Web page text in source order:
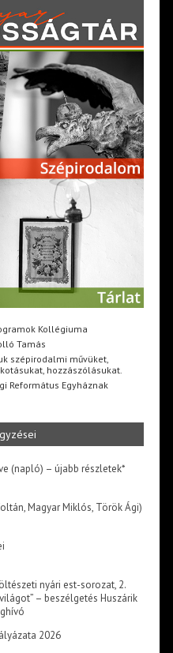
Kollégiuma
Tamás
szépirodalmi művüket,
hozzászólásukat.
Református Egyháznak
(napló) – újabb részletek*
Magyar Miklós, Török Ági)
nyári est-sorozat, 2.
– beszélgetés Huszárik
2026